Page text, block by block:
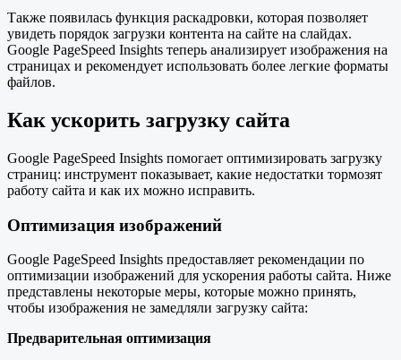
Также появилась функция раскадровки, которая позволяет
увидеть порядок загрузки контента на сайте на слайдах.
Google PageSpeed Insights теперь анализирует изображения на
страницах и рекомендует использовать более легкие форматы
файлов.
Как ускорить загрузку сайта
Google PageSpeed Insights помогает оптимизировать загрузку
страниц: инструмент показывает, какие недостатки тормозят
работу сайта и как их можно исправить.
Оптимизация изображений
Google PageSpeed Insights предоставляет рекомендации по
оптимизации изображений для ускорения работы сайта. Ниже
представлены некоторые меры, которые можно принять,
чтобы изображения не замедляли загрузку сайта:
Предварительная оптимизация